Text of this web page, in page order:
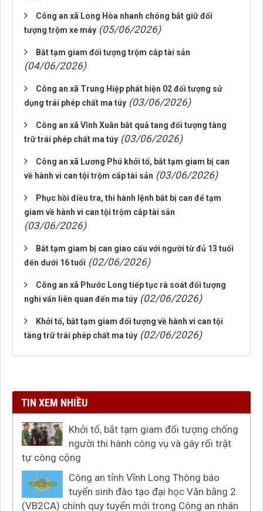
Công an xã Long Hòa nhanh chóng bắt giữ đối
tượng trộm xe máy (05/06/2026)
Bắt tạm giam đối tượng trộm cắp tài sản
(04/06/2026)
Công an xã Trung Hiệp phát hiện 02 đối tượng sử
dụng trái phép chất ma túy (03/06/2026)
Công an xã Vĩnh Xuân bắt quả tang đối tượng tàng
trữ trái phép chất ma túy (03/06/2026)
Công an xã Lương Phú khởi tố, bắt tạm giam bị can
về hành vi can tội trộm cắp tài sản (03/06/2026)
Phục hồi điều tra, thi hành lệnh bắt bị can để tạm
giam về hành vi can tội trộm cắp tài sản
(03/06/2026)
Bắt tạm giam bị can giao cấu với người từ đủ 13 tuổi
đến dưới 16 tuổi (02/06/2026)
Công an xã Phước Long tiếp tục rà soát đối tượng
nghi vấn liên quan đến ma túy (02/06/2026)
Khởi tố, bắt tạm giam đối tượng về hành vi can tội
tàng trữ trái phép chất ma túy (02/06/2026)
TIN XEM NHIỀU
Khởi tố, bắt tạm giam đối tượng chống
người thi hành công vụ và gây rối trật
tự công cộng
Công an tỉnh Vĩnh Long Thông báo
tuyển sinh đào tạo đại học Văn bằng 2
(VB2CA) chính quy tuyển mới trong Công an nhân